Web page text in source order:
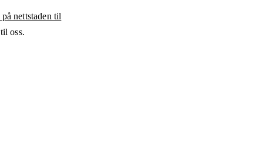
nettstaden til
oss.